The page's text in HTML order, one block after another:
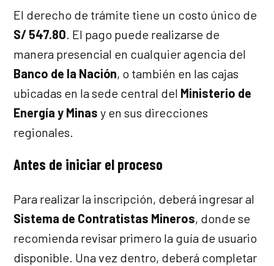
El derecho de trámite tiene un costo único de
S/ 547.80 . El pago puede realizarse de
manera presencial en cualquier agencia del
Banco de la Nación, o también en las cajas
ubicadas en la sede central del Ministerio de
Energía y Minas y en sus direcciones
regionales.
Antes de iniciar el proceso
Para realizar la inscripción, deberá ingresar al
Sistema de Contratistas Mineros, donde se
recomienda revisar primero la guía de usuario
disponible. Una vez dentro, deberá completar